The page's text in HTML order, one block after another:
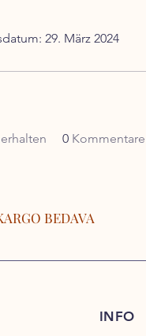
29. März 2024
0
BEDAVA
INFO